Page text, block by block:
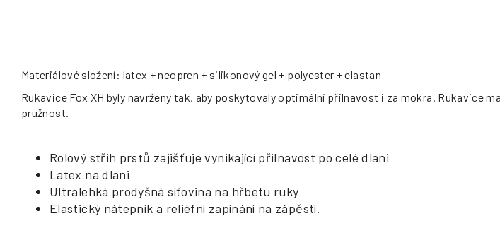
Materiálové složení: latex + neopren + silikonový gel + polyester + elastan
Rukavice Fox XH byly navrženy tak, aby poskytovaly optimální přilnavost i za mokra. Rukavice
pružnost.
Rolový střih prstů zajišťuje vynikající přilnavost po celé dlani
Latex na dlani
Ultralehká prodyšná síťovina na hřbetu ruky
Elastický nátepník a reliéfní zapínání na zápěstí.